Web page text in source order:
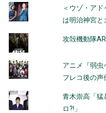
＜ウゾ・ア
は明治神宮と
攻殻機動隊
アニメ『弱虫
フレコ後の声
青木崇高「猛
ロ?!」